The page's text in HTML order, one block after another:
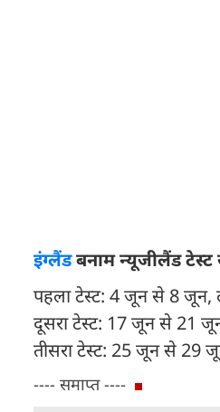
इंग्लैंडबनाम न्यूजीलैंड
पहला टेस्ट: 4 जून से 8 जून,
दूसरा टेस्ट: 17 जून से 21
तीसरा टेस्ट: 25 जून से 29
---- समाप्त ----